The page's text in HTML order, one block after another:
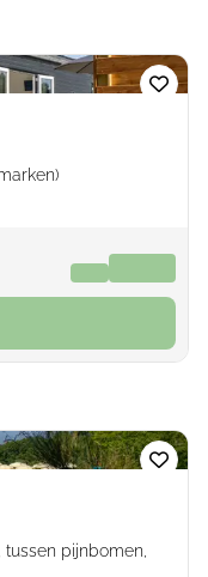
van € 246
tussen pijnbomen,